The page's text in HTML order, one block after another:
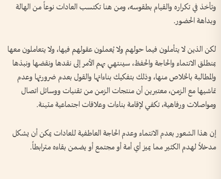
وتأخذ في تكراره والقيام بطقوسه، ومن هنا تكتسب العادات نوعاً من الهالة
وبداهة الحضور.
لكن الذين لا يتأملون فيما حولهم ولا يُعملون عقولهم فيها، ولا يتعاملون معها
بمنطلق الانتماء والحاجة والحفظ، سينتهي بهم الأمر إلى نقدها ونقضها ونبذها
والمطالبة بالخلاص منها، وذلك بتفكيك بناءاتها والقول بعدم ضرورتها وعدم
تماشيها مع الزمن، معتبرين أن منتجات الزمن من تقنيات ووسائل اتصال
ومواصلات ورفاهية، تكفي لإقامة بناءات وعلاقات اجتماعية متينة.
إن هذا الشعور بعدم الانتماء وعدم الحاجة العاطفية للعادات يمكن أن يشكل
مدخلاً لهدم الكثير مما يميز أي أمة أو مجتمع أو يضمن بقاءه مترابطاً.